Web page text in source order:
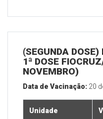
(SEGUNDA
1ª DOSE
NOVEMBRO)
Data de Vacinação: 20
Unidade